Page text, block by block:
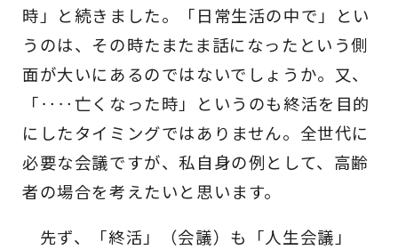
時」と続きました。「日常生活の中で」とい
うのは、その時たまたま話になったという側
面が大いにあるのではないでしょうか。又、
「‥‥亡くなった時」というのも終活を目的
にしたタイミングではありません。全世代に
必要な会議ですが、私自身の例として、高齢
者の場合を考えたいと思います。
先ず、「終活」（会議）も「人生会議」